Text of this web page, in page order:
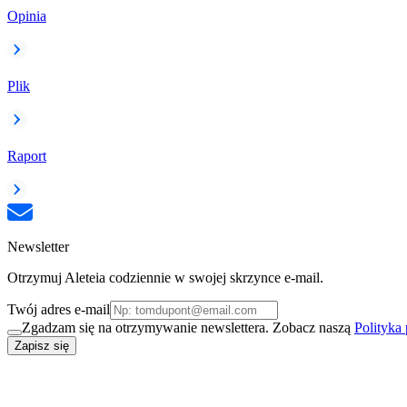
Opinia
Plik
Raport
Newsletter
Otrzymuj Aleteia codziennie w swojej skrzynce e-mail.
Twój adres e-mail
Zgadzam się na otrzymywanie newslettera. Zobacz naszą Polityka
Zapisz się